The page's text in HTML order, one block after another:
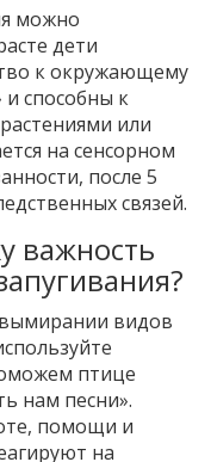
можно
дети
к окружающему
способны к
или
на сенсорном
после 5
связей.
важность
видов
птице
нам песни».
помощи и
на